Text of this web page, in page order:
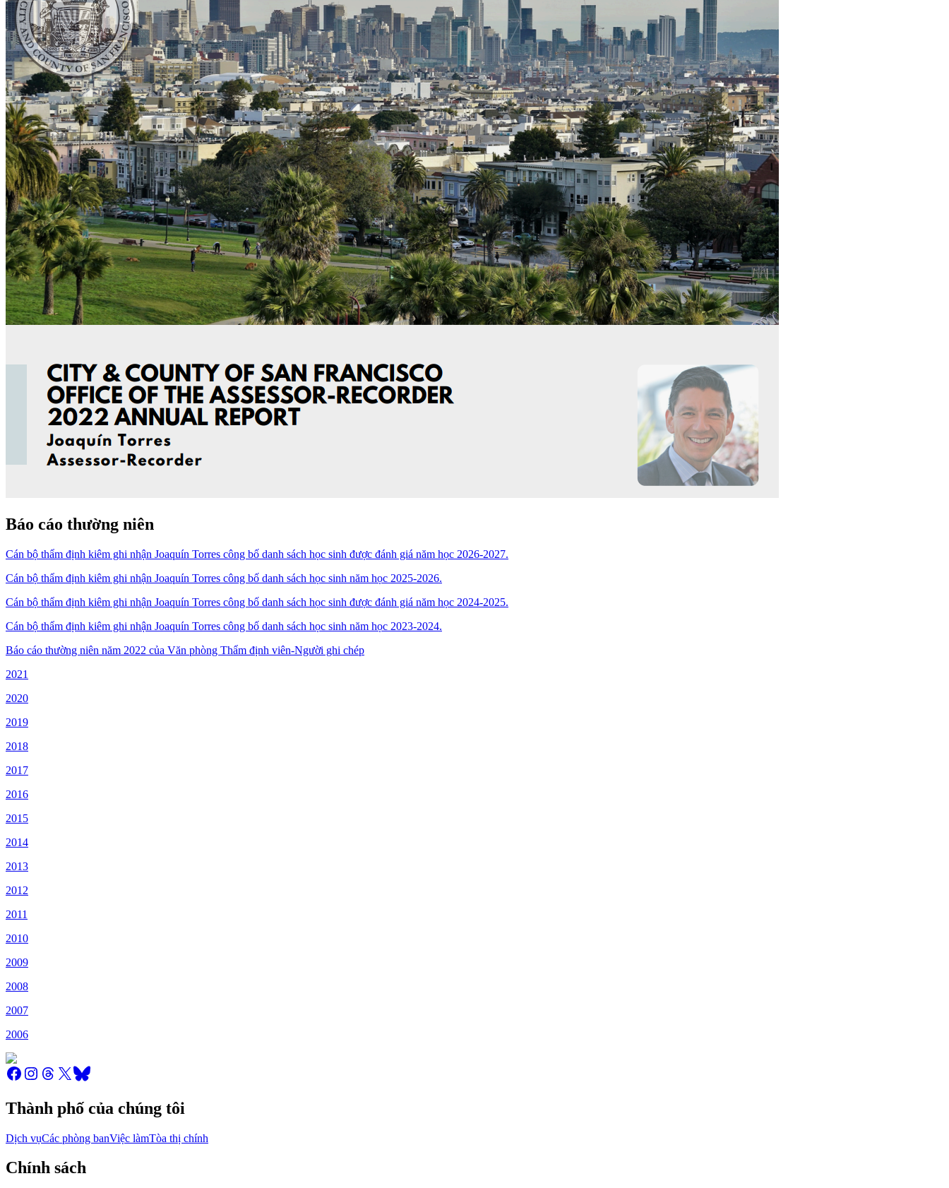
Báo cáo thường niên
Cán bộ thẩm định kiêm ghi nhận Joaquín Torres công bố danh sách học sinh được đánh giá năm học 2026-2027.
Cán bộ thẩm định kiêm ghi nhận Joaquín Torres công bố danh sách học sinh năm học 2025-2026.
Cán bộ thẩm định kiêm ghi nhận Joaquín Torres công bố danh sách học sinh được đánh giá năm học 2024-2025.
Cán bộ thẩm định kiêm ghi nhận Joaquín Torres công bố danh sách học sinh năm học 2023-2024.
Báo cáo thường niên năm 2022 của Văn phòng Thẩm định viên-Người ghi chép
2021
2020
2019
2018
2017
2016
2015
2014
2013
2012
2011
2010
2009
2008
2007
2006
Thành phố của chúng tôi
Dịch vụCác phòng banViệc làmTòa thị chính
Chính sách